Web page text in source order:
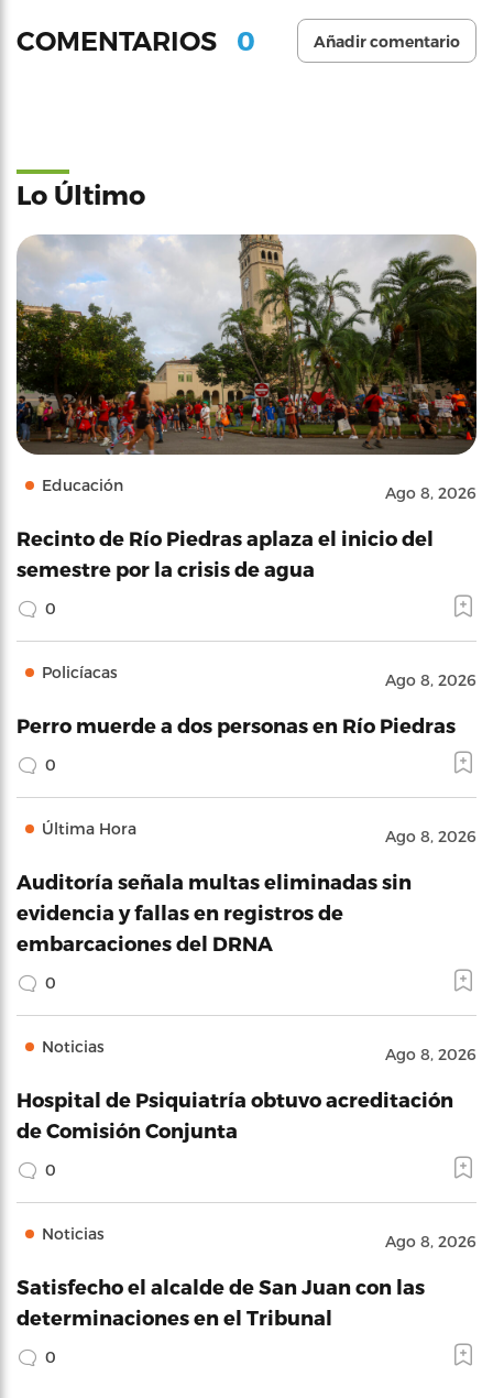
COMENTARIOS 0 Añadir comentario
Lo Último
Educación Ago 8, 2026
Recinto de Río Piedras aplaza el inicio del
semestre por la crisis de agua
0
Policíacas Ago 8, 2026
Perro muerde a dos personas en Río Piedras
0
Última Hora Ago 8, 2026
Auditoría señala multas eliminadas sin
evidencia y fallas en registros de
embarcaciones del DRNA
0
Noticias Ago 8, 2026
Hospital de Psiquiatría obtuvo acreditación
de Comisión Conjunta
0
Noticias Ago 8, 2026
Satisfecho el alcalde de San Juan con las
determinaciones en el Tribunal
0